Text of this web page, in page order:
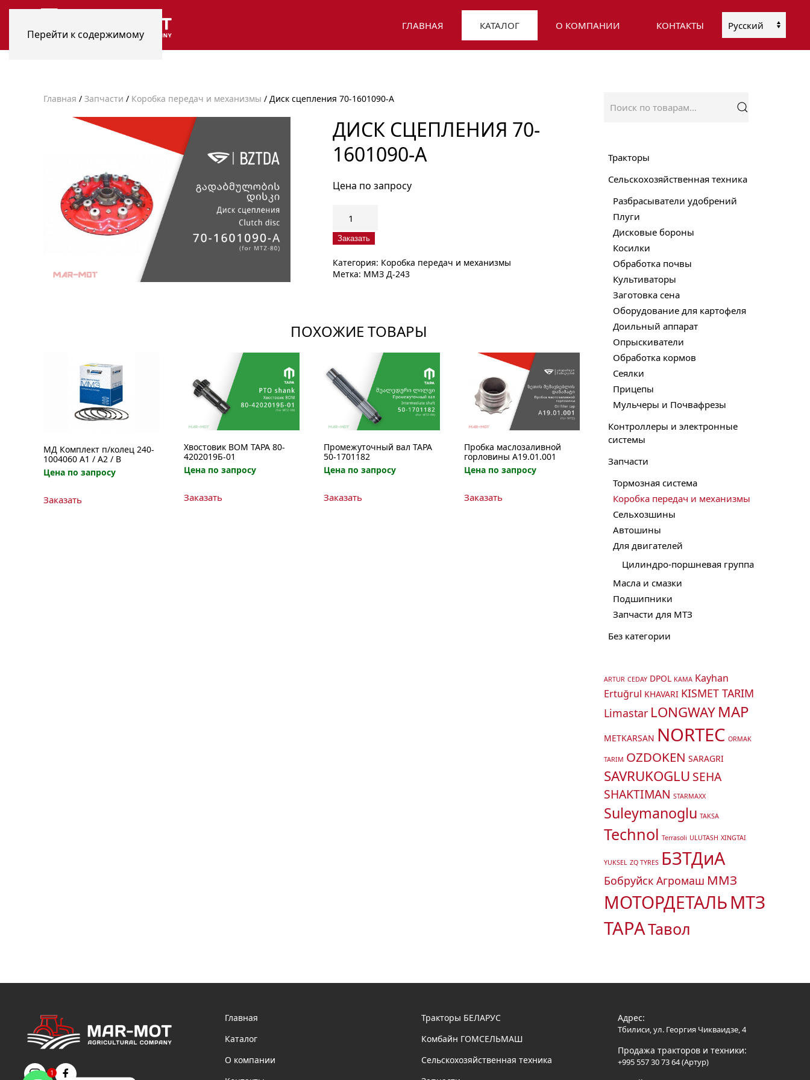
Перейти к содержимому
ГЛАВНАЯ КАТАЛОГ О КОМПАНИИ КОНТАКТЫ
Выбрать
Главная / Запчасти / Коробка передач и механизмы / Диск сцепления 70-1601090-А
ДИСК СЦЕПЛЕНИЯ 70-
1601090-А
Цена по запросу
товара
Диск
70-
1601090-
Заказать
Категория: Коробка передач и механизмы
Метка: ММЗ Д-243
ПОХОЖИЕ ТОВАРЫ
МД Комплект п/колец 240-
1004060 А1 / А2 / B
Цена по запросу
Заказать
Хвостовик ВОМ ТАРА 80-
4202019Б-01
Цена по запросу
Заказать
Промежуточный вал ТАРА
50-1701182
Цена по запросу
Заказать
Пробка маслозаливной
горловины А19.01.001
Цена по запросу
Заказать
Тракторы
Сельскохозяйственная техника
Разбрасыватели удобрений
Плуги
Дисковые бороны
Косилки
Обработка почвы
Культиваторы
Заготовка сена
Оборудование для картофеля
Доильный аппарат
Опрыскиватели
Обработка кормов
Сеялки
Прицепы
Мульчеры и Почвафрезы
Контроллеры и электронные
системы
Запчасти
Тормозная система
Коробка передач и механизмы
Сельхозшины
Автошины
Для двигателей
Цилиндро-поршневая группа
Масла и смазки
Подшипники
Запчасти для МТЗ
Без категории
ARTUR CEDAY DPOL KAMA Kayhan
Ertuğrul KHAVARI KISMET TARIM
Limastar LONGWAYMAP
METKARSAN NORTEC ORMAK
TARIM OZDOKEN SARAGRI
SAVRUKOGLU SEHA
SHAKTIMAN STARMAXX
Suleymanoglu TAKSA
Technol Terrasoli ULUTASH XINGTAI
YUKSEL ZQ TYRES БЗТДиА
Бобруйск Агромаш ММЗ
МОТОРДЕТАЛЬМТЗ
ТАРАТавол
Главная
Каталог
О компании
Тракторы БЕЛАРУС
Комбайн ГОМСЕЛЬМАШ
Сельскохозяйственная техника
Адрес:
Тбилиси, ул. Георгия Чикваидзе, 4
Продажа тракторов и техники:
+995 557 30 73 64 (Артур)
1